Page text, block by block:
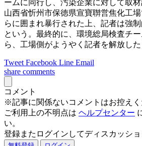
ームに同行し、汚染企業に対して取材
山西省忻州市保徳県宣寶聨営焦化工
らに囲まれ暴行された上、記者は強
という。最終的に、環境総局検査チ
ら、工場側がようやく記者を解放した
Tweet Facebook Line Email
share comments
コメント
※記事に関係ないコメントはお控えく
ご利用上の不明点は ヘルプセンター
い。
登録またログインしてディスカッシ